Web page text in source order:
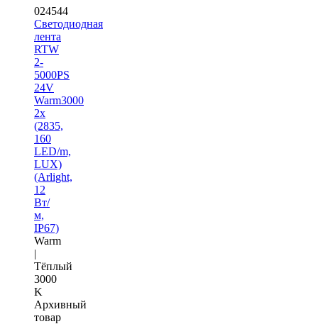
024544
Светодиодная
лента
RTW
2-
5000PS
24V
Warm3000
2x
(2835,
160
LED/m,
LUX)
(Arlight,
12
Вт/
м,
IP67)
Warm
|
Тёплый
3000
K
Архивный
товар